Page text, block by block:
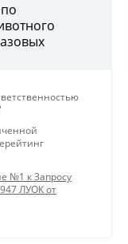
№1 к Запросу
ЛУОК от